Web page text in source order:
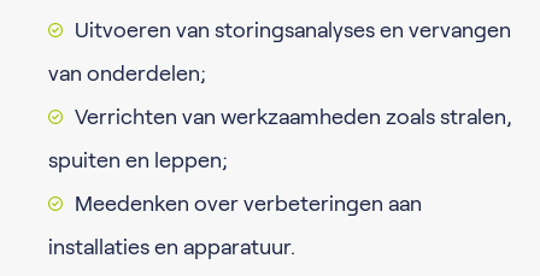
Uitvoeren van storingsanalyses en vervangen
van onderdelen;
Verrichten van werkzaamheden zoals stralen,
spuiten en leppen;
Meedenken over verbeteringen aan
installaties en apparatuur.